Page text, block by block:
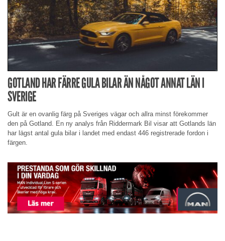
GOTLAND HAR FÄRRE GULA BILAR ÄN NÅGOT ANNAT LÄN I
SVERIGE
Gult är en ovanlig färg på Sveriges vägar och allra minst förekommer
den på Gotland. En ny analys från Riddermark Bil visar att Gotlands län
har lägst antal gula bilar i landet med endast 446 registrerade fordon i
färgen.